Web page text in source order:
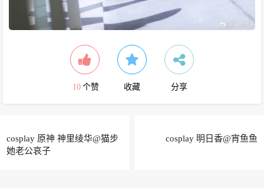
10 个赞 收藏 分享
cosplay 原神 神里绫华@猫步
她老公哀子
cosplay 明日香@宵鱼鱼